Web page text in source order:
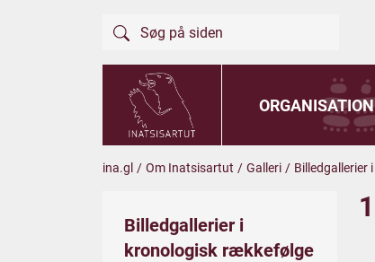
ORGANISATION
ina.gl / Om Inatsisartut / Galleri / Billedgallerier
Billedgallerier i
kronologisk rækkefølge